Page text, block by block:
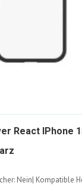
React IPhone
Nein| Kompatible